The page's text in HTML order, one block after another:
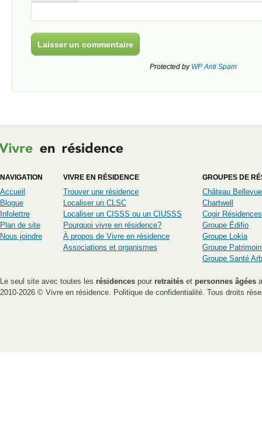
Protected by WP Anti Spam
NAVIGATION
Accueil
Blogue
Infolettre
Plan de site
Nous joindre
VIVRE EN RÉSIDENCE
Trouver une résidence
Localiser un CLSC
Localiser un CISSS ou un CIUSSS
Pourquoi vivre en résidence?
À propos de Vivre en résidence
Associations et organismes
GROUPES DE
Château Bellevue
Chartwell
Cogir Résidences
Groupe Édifio
Groupe Lokia
Groupe
Groupe Santé
Le seul site avec toutes les résidences pour retraités et personnes âgées
2010-2026 © Vivre en résidence Politique de confidentialité . Tous droits